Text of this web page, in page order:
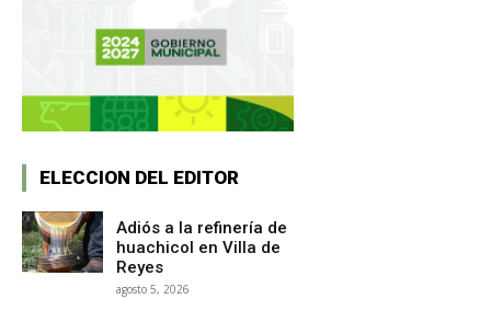
ELECCION DEL EDITOR
Adiós a la refinería de
huachicol en Villa de
Reyes
agosto 5, 2026